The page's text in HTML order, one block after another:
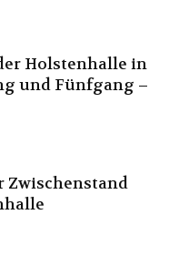
Holstenhalle in
und Fünfgang –
Zwischenstand